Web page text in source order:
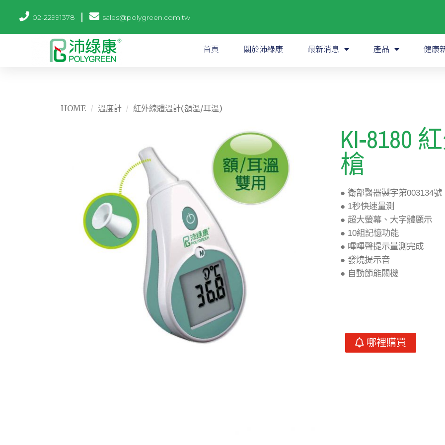
02-22991378 sales@polygreen.com.tw
首頁 關於沛綠康 最新消息 產品 健康
HOME / 溫度計 / 紅外線體溫計(額溫/耳溫)
KI-8180
槍
● 衛部醫器製字第003134號
● 1秒快速量測
● 超大螢幕、大字體顯示
● 10組記憶功能
● 嗶嗶聲提示量測完成
● 發燒提示音
● 自動節能關機
哪裡購買